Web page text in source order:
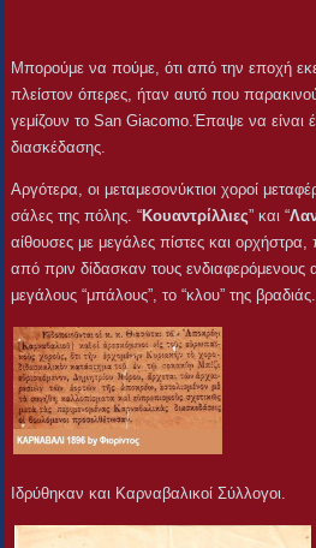
Μπορούμε να πούμε, ότι από την εποχή
πλείστον όπερες, ήταν αυτό που
γεμίζουν το San Giacomo.Έπαψε να είναι
διασκέδασης.
Αργότερα, οι μεταμεσονύκτιοι χοροί
σάλες της πόλης. “Κουαντρίλλιες” και “
αίθουσες με μεγάλες πίστες και ορχήστρα,
από πριν δίδασκαν τους ενδιαφερόμενους
μεγάλους “μπάλους”, το “κλου” της βραδιάς.
Ιδρύθηκαν και Καρναβαλικοί Σύλλογοι.